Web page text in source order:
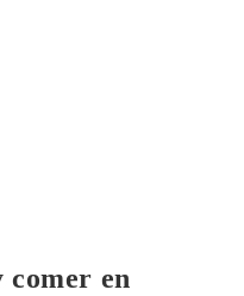
comer en